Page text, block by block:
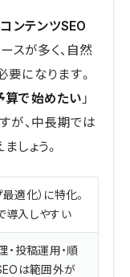
ンテンツSEO
スが多く、自然
になります。
算で始めたい 」
が、中長期では
しょう。
適化）に特化。
導入しやすい
・投稿運用・順
は範囲外が